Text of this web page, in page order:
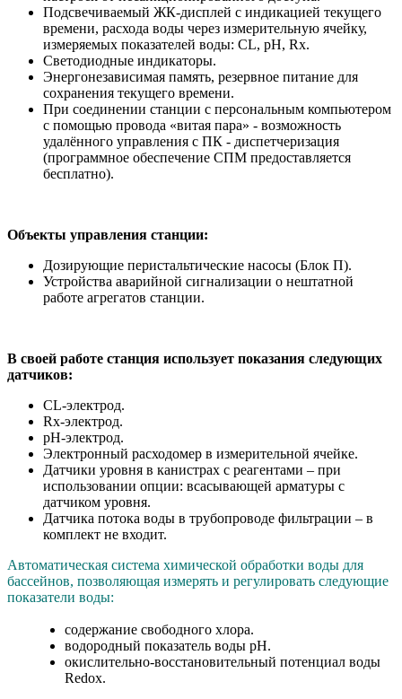
Подсвечиваемый ЖК-дисплей с индикацией текущего
времени, расхода воды через измерительную ячейку,
измеряемых показателей воды: CL, рН, Rx.
Светодиодные индикаторы.
Энергонезависимая память, резервное питание для
сохранения текущего времени.
При соединении станции с персональным компьютером
с помощью провода «витая пара» - возможность
удалённого управления с ПК - диспетчеризация
(программное обеспечение СПМ предоставляется
бесплатно).
Объекты управления станции:
Дозирующие перистальтические насосы (Блок П).
Устройства аварийной сигнализации о нештатной
работе агрегатов станции.
В своей работе станция использует показания следующих
датчиков:
CL-электрод.
Rx-электрод.
рН-электрод.
Электронный расходомер в измерительной ячейке.
Датчики уровня в канистрах с реагентами – при
использовании опции: всасывающей арматуры с
датчиком уровня.
Датчика потока воды в трубопроводе фильтрации – в
комплект не входит.
Автоматическая система химической обработки воды для
бассейнов, позволяющая измерять и регулировать следующие
показатели воды:
содержание свободного хлора.
водородный показатель воды рН.
окислительно-восстановительный потенциал воды
Redox.